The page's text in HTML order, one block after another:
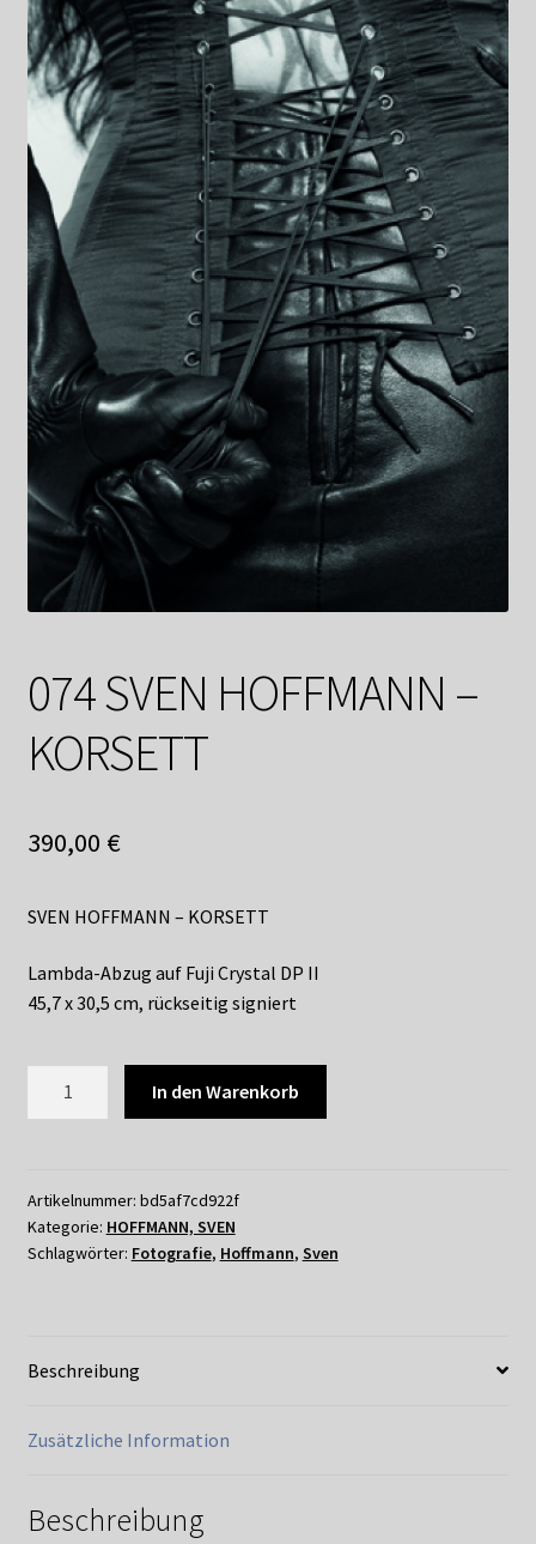
Datenschutzerklärung
Impressum
Kasse
Linkliste
Mein Konto
Mitglieder
Newsletter
Newsletter
Shop
Suchservice
Zahlungsarten
074 SVEN HOFFMANN –
KORSETT
390,00 €
SVEN HOFFMANN – KORSETT
Lambda-Abzug auf Fuji Crystal DP II
45,7 x 30,5 cm, rückseitig signiert
KORSETT
Menge
In den Warenkorb
Artikelnummer: bd5af7cd922f
Kategorie: HOFFMANN, SVEN
Schlagwörter: Fotografie, Hoffmann, Sven
Beschreibung
Zusätzliche Information
Beschreibung